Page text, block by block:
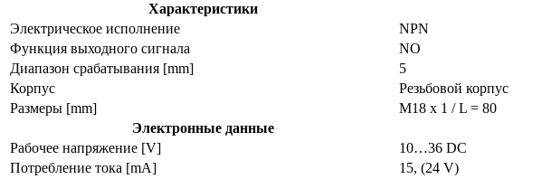
Характеристики
Электрическое исполнение
NPN
Функция выходного сигнала
NO
Диапазон срабатывания [mm]
5
Корпус
Резьбовой корпус
Размеры [mm]
M18 x 1 / L = 80
Электронные данные
Рабочее напряжение [V]
10…36 DC
Потребление тока [mA]
15, (24 V)